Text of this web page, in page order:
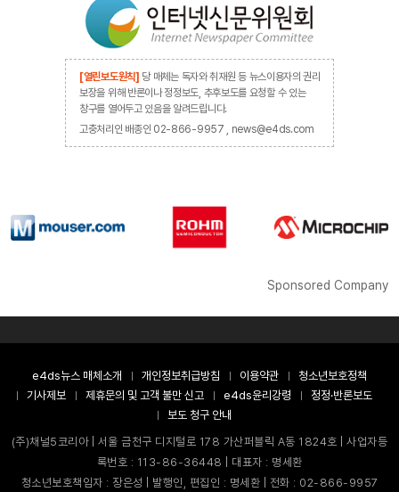
[열린보도원칙] 당 매체는 독자와 취재원 등 뉴스이용자의 권리
보장을 위해 반론이나 정정보도, 추후보도를 요청할 수 있는
창구를 열어두고 있음을 알려드립니다.
고충처리인 배종인 02-866-9957 , news@e4ds.com
Sponsored Company
e4ds뉴스 매체소개 개인정보취급방침 이용약관
청소년보호정책
기사제보
제휴문의 및 고객 불만 신고 e4ds윤리강령
정정·반론보도
보도 청구 안내
(주)채널5코리아 | 서울 금천구 디지털로 178 가산퍼블릭 A동 1824호 | 사업자등
록번호 : 113-86-36448 | 대표자 : 명세환
청소년보호책임자 : 장은성 | 발행인, 편집인 : 명세환 | 전화 : 02-866-9957